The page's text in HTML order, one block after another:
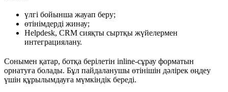
үлгі бойынша жауап беру;
өтінімдерді жинау;
Helpdesk, CRM сияқты сыртқы жүйелермен
интеграциялану.
Сонымен қатар, ботқа берілетін inline-сұрау форматын
орнатуға болады. Бұл пайдаланушы өтінішін дәлірек өңдеу
үшін құрылымдауға мүмкіндік береді.